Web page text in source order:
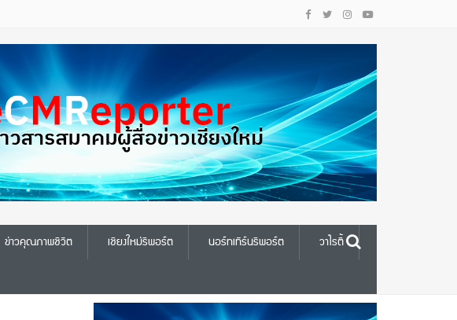
ข่าวคุณภาพชีวิต เชียงใหม่รีพอร์ต นอร์ทเทิร์นรีพอร์ต
วาไรตี้